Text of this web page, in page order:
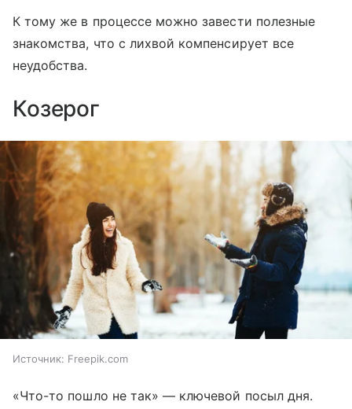
К тому же в процессе можно завести полезные
знакомства, что с лихвой компенсирует все
неудобства.
Козерог
Источник: Freepik.com
«Что-то пошло не так» — ключевой посыл дня.